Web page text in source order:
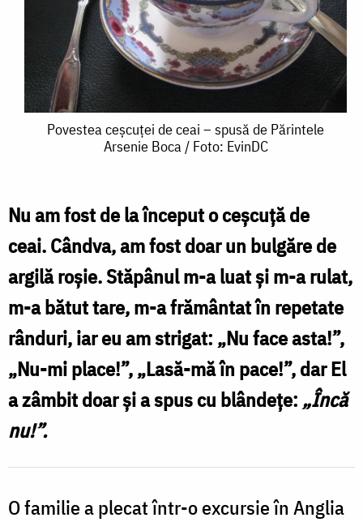
Povestea
ceai
–
spusă
Părintele
Arsenie
Boca
/
Foto:
EvinDC
Povestea ceșcuței de ceai – spusă de Părintele
Arsenie Boca / Foto: EvinDC
Nu am fost de la început o ceșcuță de
ceai. Cândva, am fost doar un bulgăre de
argilă roșie. Stăpânul m-a luat și m-a rulat,
m-a bătut tare, m-a frământat în repetate
rânduri, iar eu am strigat: „Nu face asta!”,
„Nu-mi place!”, „Lasă-mă în pace!”, dar El
a zâmbit doar și a spus cu blândețe: „Încă
nu!”.
O familie a plecat într-o excursie în Anglia